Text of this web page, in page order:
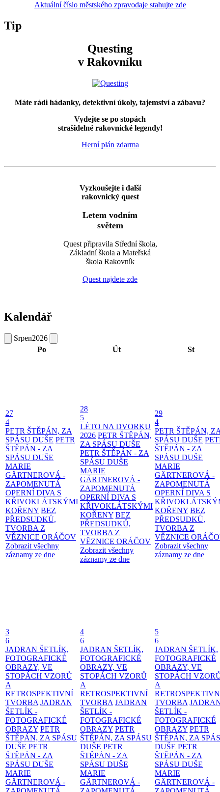
Aktuální číslo městského zpravodaje stahujte zde
Tip
Questing
v Rakovníku
Máte rádi hádanky, detektivní úkoly, tajemství a zábavu?
Vydejte se po stopách
strašidelné rakovnické legendy!
Herní plán zdarma
Vyzkoušejte i další
rakovnický quest
Letem vodním
světem
Quest připravila Střední škola,
Základní škola a Mateřská
škola Rakovník
Quest najdete zde
Kalendář
Srpen2026
Po
Út St
27
4
PETR ŠTĚPÁN, ZA
SPÁSU DUŠE PETR
ŠTĚPÁN - ZA
SPÁSU DUŠE
MARIE
GÄRTNEROVÁ -
ZAPOMENUTÁ
OPERNÍ DIVA S
KŘIVOKLÁTSKÝMI
KOŘENY BEZ
PŘEDSUDKŮ,
TVORBA Z
VĚZNICE ORÁČOV
Zobrazit všechny
záznamy ze dne
28
5
LÉTO NA DVORKU
2026 PETR ŠTĚPÁN,
ZA SPÁSU DUŠE
PETR ŠTĚPÁN - ZA
SPÁSU DUŠE
MARIE
GÄRTNEROVÁ -
ZAPOMENUTÁ
OPERNÍ DIVA S
KŘIVOKLÁTSKÝMI
KOŘENY BEZ
PŘEDSUDKŮ,
TVORBA Z
VĚZNICE ORÁČOV
Zobrazit všechny
záznamy ze dne
29
4
PETR ŠTĚPÁN,
SPÁSU DUŠE
ŠTĚPÁN - ZA
SPÁSU DUŠE
MARIE
GÄRTNEROVÁ -
ZAPOMENUTÁ
OPERNÍ DIVA S
KOŘENY BEZ
PŘEDSUDKŮ,
TVORBA Z
VĚZNICE
Zobrazit všechny
záznamy ze dne
3
6
JADRAN ŠETLÍK,
FOTOGRAFICKÉ
OBRAZY, VE
STOPÁCH VZORŮ
A
RETROSPEKTIVNÍ
TVORBA JADRAN
ŠETLÍK -
FOTOGRAFICKÉ
OBRAZY PETR
ŠTĚPÁN, ZA SPÁSU
DUŠE PETR
ŠTĚPÁN - ZA
SPÁSU DUŠE
MARIE
GÄRTNEROVÁ -
4
6
JADRAN ŠETLÍK,
FOTOGRAFICKÉ
OBRAZY, VE
STOPÁCH VZORŮ
A
RETROSPEKTIVNÍ
TVORBA JADRAN
ŠETLÍK -
FOTOGRAFICKÉ
OBRAZY PETR
ŠTĚPÁN, ZA SPÁSU
DUŠE PETR
ŠTĚPÁN - ZA
SPÁSU DUŠE
MARIE
GÄRTNEROVÁ -
5
6
JADRAN ŠETLÍK,
FOTOGRAFICKÉ
OBRAZY, VE
STOPÁCH
A
TVORBA
ŠETLÍK -
FOTOGRAFICKÉ
OBRAZY PETR
ŠTĚPÁN, ZA
DUŠE PETR
ŠTĚPÁN - ZA
SPÁSU DUŠE
MARIE
GÄRTNEROVÁ -